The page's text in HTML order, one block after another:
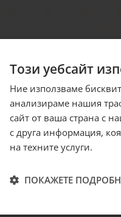
Този уебсайт
Ние използваме
анализираме нашия
сайт от ваша страна с
с друга информация,
на техните услуги.
ПОКАЖЕТЕ